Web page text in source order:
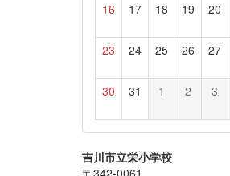
16 17 18 19 20
23 24 25 26 27
30 31 1 2 3
吉川市立栄小学校
〒342-0061